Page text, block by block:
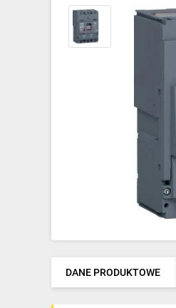
Elementy prowadzenia kabli
Fotowoltaika
Ogrzewanie
Elektronarzędzia i mierniki
DANE PRODUKTOWE